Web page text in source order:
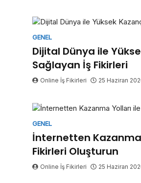
GENEL
Dijital Dünya ile
Sağlayan İş Fikirleri
Online İş Fikirleri 25 Haziran
GENEL
İnternetten Kazanma
Fikirleri Oluşturun
Online İş Fikirleri 25 Haziran